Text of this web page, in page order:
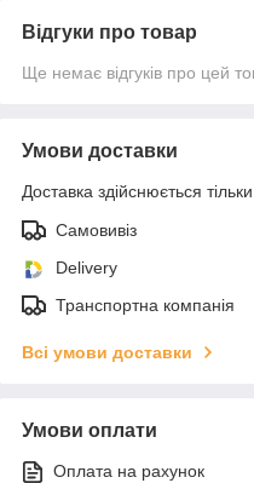
Відгуки про товар
Ще немає відгуків про цей
Умови доставки
Доставка здійснюється
Самовивіз
Delivery
Транспортна компанія
Всі умови доставки
Умови оплати
Оплата на рахунок